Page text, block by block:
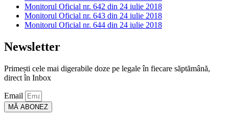
Monitorul Oficial nr. 642 din 24 iulie 2018
Monitorul Oficial nr. 643 din 24 iulie 2018
Monitorul Oficial nr. 644 din 24 iulie 2018
Newsletter
Primești cele mai digerabile doze pe legale în fiecare săptămână,
direct în Inbox
Email
MĂ ABONEZ